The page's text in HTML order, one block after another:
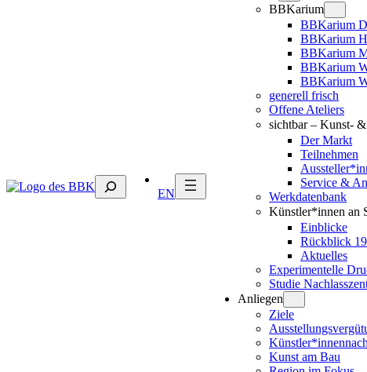
Suchen
EN
BBKarium
BBKarium
BBKarium
BBKarium
BBKarium
BBKarium
generell frisch
Offene Ateliers
sichtbar – Kunst-
Der Markt
Teilnehmen
Service &
Werkdatenbank
Künstler*innen an
Einblicke
Rückblick
Aktuelles
Experimentelle
Studie
Anliegen
Ziele
Kunst am Bau